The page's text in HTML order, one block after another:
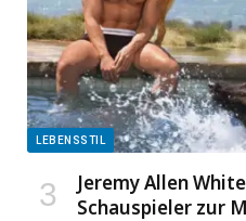
LEBENSSTIL
Jeremy Allen
Schauspieler zur